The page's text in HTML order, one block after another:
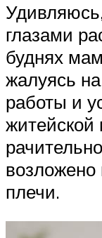
глазами
буднях
жалуясь
работы и
житейской
возложено
плечи.